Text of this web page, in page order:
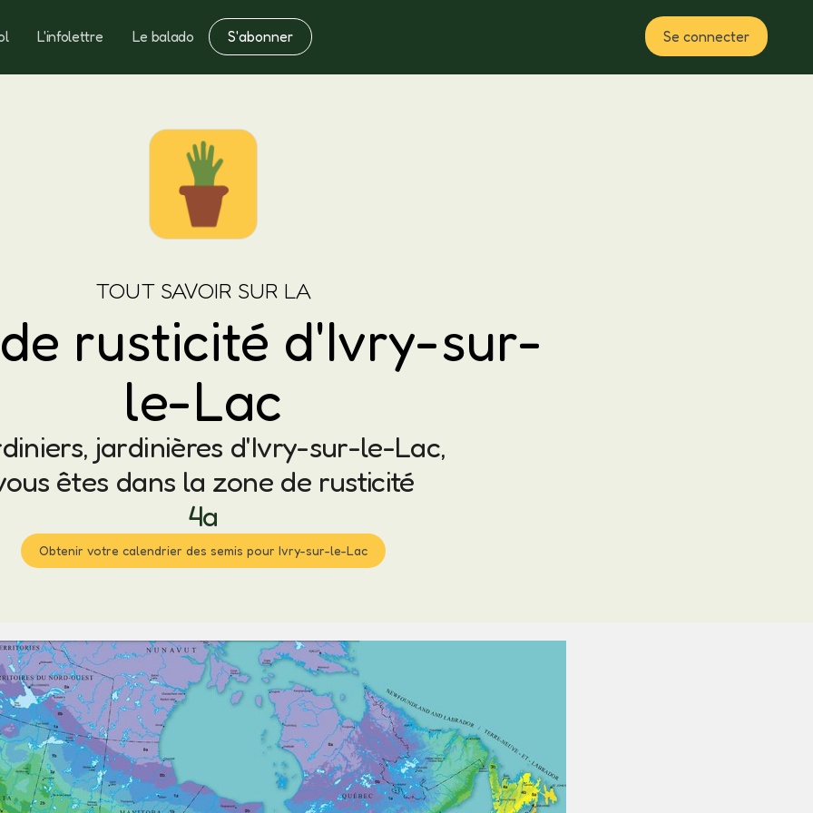
L'infolettre Le balado S'abonner Se connecter
Notes Fertilisation Plan
TOUT SAVOIR SUR LA
rusticité d'Ivry-sur-
le-Lac
jardinières d'Ivry-sur-le-Lac,
êtes dans la zone de rusticité
4a
Obtenir votre calendrier des semis pour Ivry-sur-le-Lac